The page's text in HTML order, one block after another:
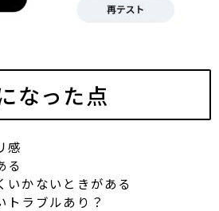
なった点
感
る
いかないときがある
トラブルあり？